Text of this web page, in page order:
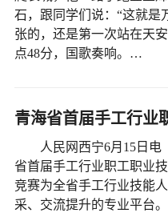
石，跟同学们说：“这就是
张的，还是第一次站在天
点48分，国歌奏响。…
青海省首届手工行业
人民网西宁6月15日电
省首届手工行业职工职业
竞赛为全省手工行业技能
采、交流提升的专业平台